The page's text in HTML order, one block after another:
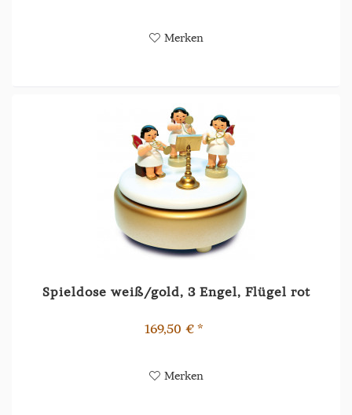
Merken
Spieldose weiß/gold, 3 Engel, Flügel rot
169,50 € *
Merken